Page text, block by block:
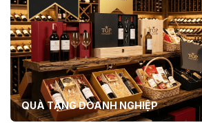
QUÀ TẶNG DOANH NGHIỆP